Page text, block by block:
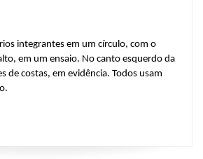
integrantes em um círculo, com o
em um ensaio. No canto esquerdo da
de costas, em evidência. Todos usam